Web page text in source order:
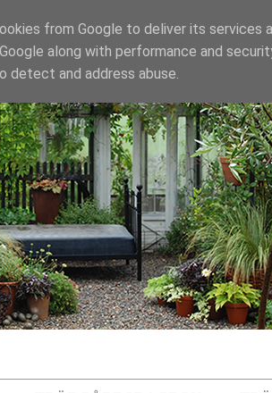
from Google to deliver its services
along with performance and
detect and address abuse.